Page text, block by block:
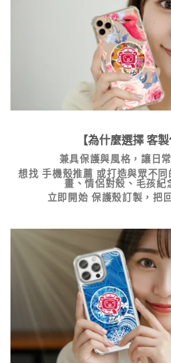
【為什麼選擇 客
兼具保護與風格，讓日
想找手機殼推薦 或打造與眾不
畫、情侶對殼、毛孩紀
立即開始 保護殼訂製 ，把